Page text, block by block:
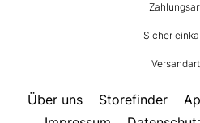
Sicher
Über uns Storefinder